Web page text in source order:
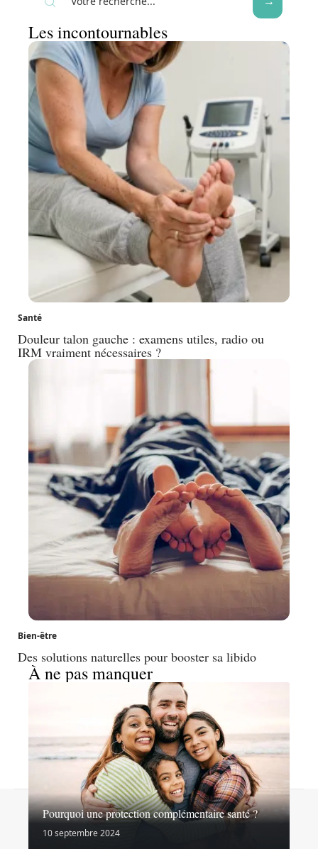
Les incontournables
Santé
Douleur talon gauche : examens utiles, radio ou
IRM vraiment nécessaires ?
Bien-être
Des solutions naturelles pour booster sa libido
À ne pas manquer
Pourquoi une protection complémentaire santé ?
10 septembre 2024© 2026 | virages-sante.fr
Contact Mentions légales Sitemap